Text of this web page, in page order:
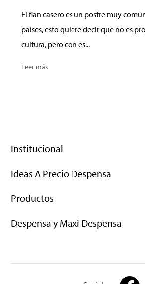
El flan casero es un postre muy
países, esto quiere decir que no es
cultura, pero con es...
Leer más
Institucional
Ideas A Precio Despensa
Productos
Despensa y Maxi Despensa